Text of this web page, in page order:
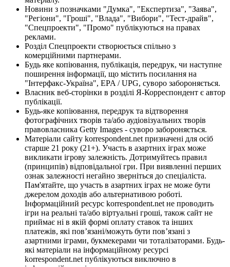
Новини з позначками "Думка", "Експертиза", "Заява",
"Регіони", "Гроші", "Влада", "Вибори", "Тест-драйв",
"Спецпроекти", "Промо" публікуються на правах
реклами.
Розділ Спецпроекти створюється спільно з
комерційними партнерами.
Будь яке копіювання, публікація, передрук, чи наступне
поширення інформації, що містить посилання на
"Інтерфакс-Україна", EPA / UPG, суворо забороняється.
Власник веб-сторінки в розділі Я-Корреспондент є автор
публікації.
Будь-яке копіювання, передрук та відтворення
фотографічних творів та/або аудіовізуальних творів
правовласника Getty Images - суворо забороняється.
Матеріали сайту korrespondent.net призначені для осіб
старше 21 року (21+). Участь в азартних іграх може
викликати ігрову залежність. Дотримуйтесь правил
(принципів) відповідальної гри. При виявленні перших
ознак залежності негайно зверніться до спеціаліста.
Пам'ятайте, що участь в азартних іграх не може бути
джерелом доходів або альтернативою роботі.
Інформаційний ресурс korrespondent.net не проводить
ігри на реальні та/або віртуальні гроші, також сайт не
приймає ні в якій формі оплату ставок та інших
платежів, які пов’язані/можуть бути пов’язані з
азартними іграми, букмекерами чи тоталізаторами. Будь-
які матеріали на інформаційному ресурсі
korrespondent.net публікуються виключно в